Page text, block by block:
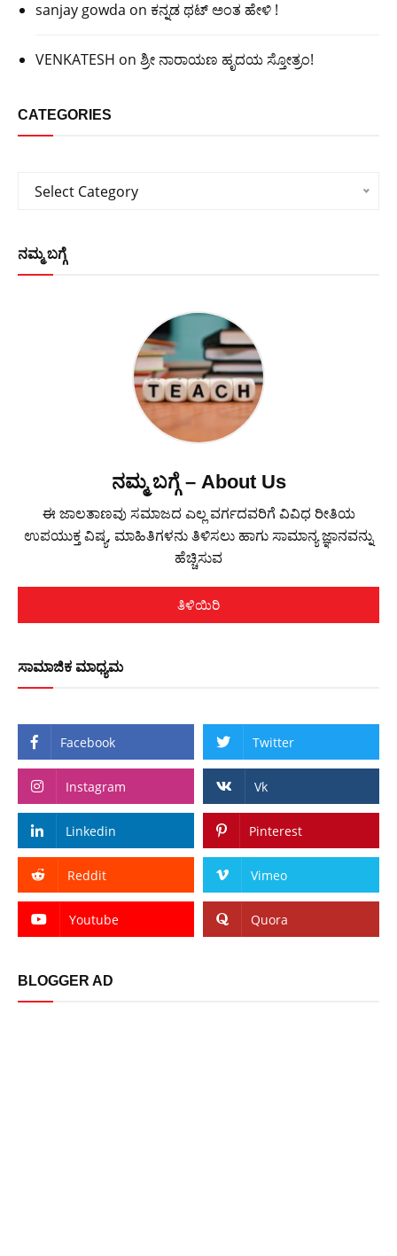
sanjay gowda on ಕನ್ನಡ ಥಟ್ ಅಂತ ಹೇಳಿ !
VENKATESH on ಶ್ರೀ ನಾರಾಯಣ ಹೃದಯ ಸ್ತೋತ್ರಂ!
CATEGORIES
Categories
Select Category
ನಮ್ಮ ಬಗ್ಗೆ
ನಮ್ಮ ಬಗ್ಗೆ – About Us
ಈ ಜಾಲತಾಣವು ಸಮಾಜದ ಎಲ್ಲ ವರ್ಗದವರಿಗೆ ವಿವಿಧ ರೀತಿಯ
ಉಪಯುಕ್ತ ವಿಷ್ಯ, ಮಾಹಿತಿಗಳನು ತಿಳಿಸಲು ಹಾಗು ಸಾಮಾನ್ಯ ಜ್ಞಾನವನ್ನು
ಹೆಚ್ಚಿಸುವ
ತಿಳಿಯಿರಿ
ಸಾಮಾಜಿಕ ಮಾಧ್ಯಮ
Facebook Twitter
Instagram Vk
Linkedin Pinterest
Reddit Vimeo
Youtube Quora
BLOGGER AD